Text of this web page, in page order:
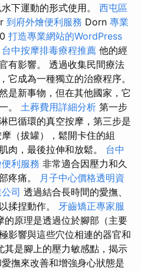
下運動的形式使用。 西屯區
到府外燴便利服務 Dorn 專業
打造專業網站的WordPress
台中按摩排毒療程推薦 他的經
有影響。 透過收集民間療法
它成為一種獨立的治療程序。
是新事物，但在其他國家，它
。 土葬費用詳細分析 第一步
巴循環的真空按摩，第三步是
（拔罐），鬆開卡住的組
肉，最後拉伸和放鬆。 台中
利服務 非常適合因壓力和久
疼痛。
月子中心價格透明資
司 透過結合長時間的愛撫、
揉捏動作。 牙齒矯正專家服
的原理是透過位於腳部（主要
影響與這些穴位相連的器官和
其是腳上的壓力敏感點，揭示
撫來改善和增強身心狀態是